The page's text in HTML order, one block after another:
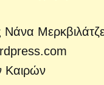
Νάνα
Καιρών